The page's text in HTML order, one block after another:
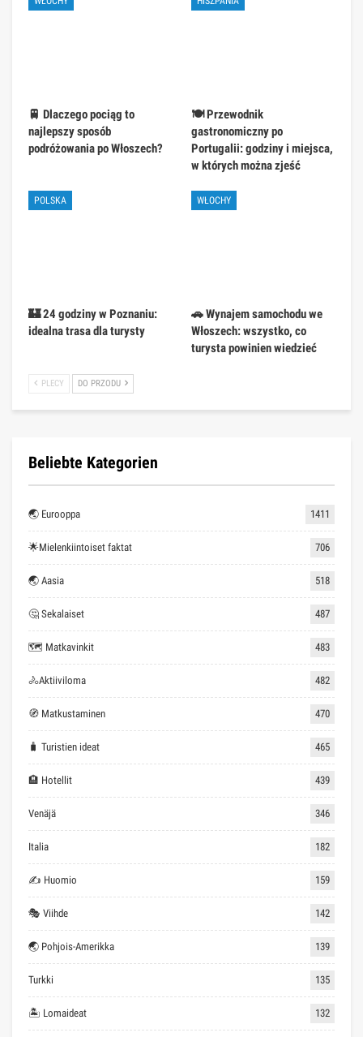
🚆 Dlaczego pociąg to
najlepszy sposób
podróżowania po Włoszech?
🍽️ Przewodnik
gastronomiczny po
Portugalii: godziny i miejsca,
w których można zjeść
POLSKA
🏰 24 godziny w Poznaniu:
idealna trasa dla turysty
WŁOCHY
🚗 Wynajem samochodu we
Włoszech: wszystko, co
turysta powinien wiedzieć
PLECY DO PRZODU
Beliebte Kategorien
🌏 Eurooppa 1411
🌟Mielenkiintoiset faktat 706
🌏 Aasia 518
🤔 Sekalaiset 487
🗺 Matkavinkit 483
🚴Aktiiviloma 482
🧭 Matkustaminen 470
🧳 Turistien ideat 465
🏨 Hotellit 439
Venäjä 346
Italia 182
✍ Huomio 159
🎭 Viihde 142
🌏 Pohjois-Amerikka 139
Turkki 135
🏝 Lomaideat 132